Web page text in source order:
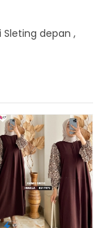
Sleting depan ,